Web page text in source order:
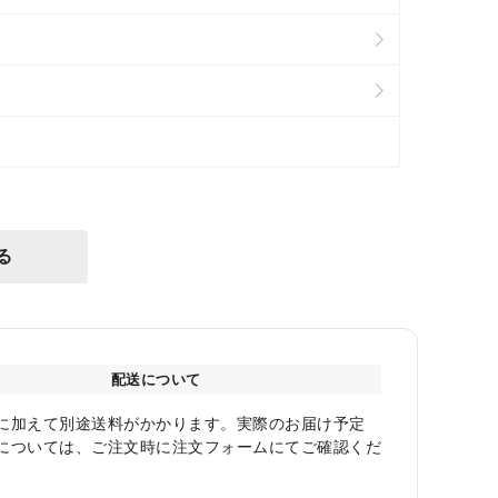
配送について
加えて別途送料がかかります。実際のお届け予定
ついては、ご注文時に注文フォームにてご確認くだ